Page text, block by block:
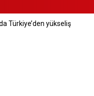
Türkiye’den yükseliş